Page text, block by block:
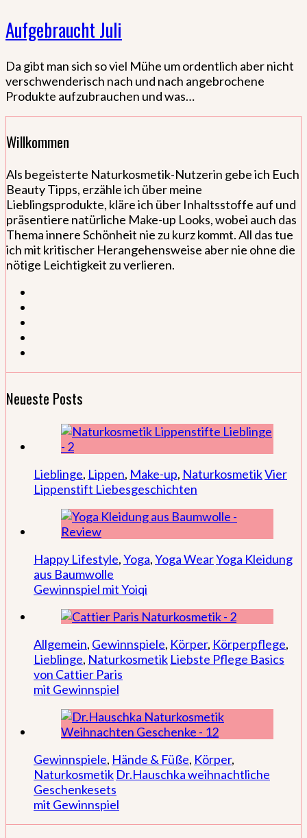
Aufgebraucht Juli
Da gibt man sich so viel Mühe um ordentlich aber nicht
verschwenderisch nach und nach angebrochene
Produkte aufzubrauchen und was…
Willkommen
Als begeisterte Naturkosmetik-Nutzerin gebe ich Euch
Beauty Tipps, erzähle ich über meine
Lieblingsprodukte, kläre ich über Inhaltsstoffe auf und
präsentiere natürliche Make-up Looks, wobei auch das
Thema innere Schönheit nie zu kurz kommt. All das tue
ich mit kritischer Herangehensweise aber nie ohne die
nötige Leichtigkeit zu verlieren.
Neueste Posts
Lieblinge, Lippen, Make-up, NaturkosmetikVier
Lippenstift Liebesgeschichten
Happy Lifestyle,Yoga,Yoga WearYoga Kleidung
aus Baumwolle
Gewinnspiel mit Yoiqi
Allgemein, Gewinnspiele, Körper, Körperpflege,
Lieblinge, Naturkosmetik Liebste Pflege Basics
von Cattier Paris
mit Gewinnspiel
Gewinnspiele, Hände & Füße, Körper,
Naturkosmetik Dr.Hauschka weihnachtliche
Geschenkesets
mit Gewinnspiel